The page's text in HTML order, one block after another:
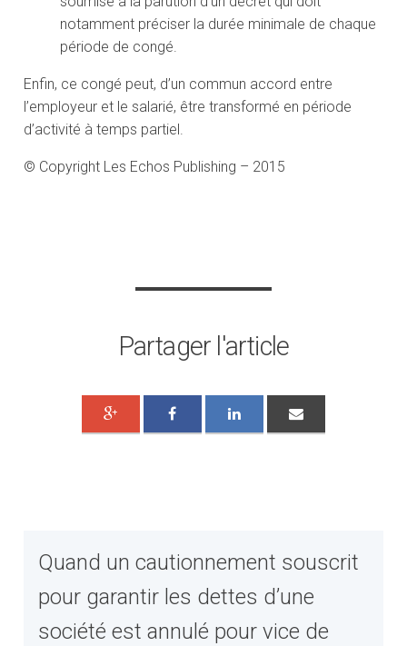
notamment préciser la durée minimale de chaque
période de congé.
Enfin, ce congé peut, d’un commun accord entre
l’employeur et le salarié, être transformé en période
d’activité à temps partiel.
© Copyright Les Echos Publishing – 2015
Partager l'article
Quand un cautionnement souscrit
pour garantir les dettes d’une
société est annulé pour vice de